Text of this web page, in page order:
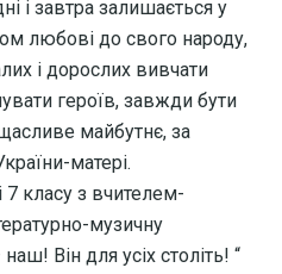
і завтра залишається у
любові до свого народу,
і дорослих вивчати
героїв, завжди бути
майбутнє, за
матері.
7 класу з вчителем-
музичну
Він для усіх століть! “